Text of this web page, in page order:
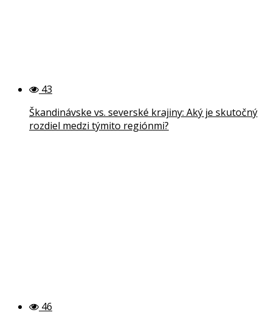
43
Škandinávske vs. severské krajiny: Aký je skutočný
rozdiel medzi týmito regiónmi?
46